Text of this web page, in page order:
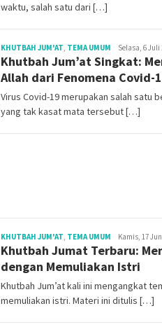
waktu, salah satu dari […]
KHUTBAH JUM'AT, TEMA UMUM Redaksi
Selasa, 6 Juli
Khutbah Jum’at Singkat:
Allah dari Fenomena Covid-
Virus Covid-19 merupakan salah satu
yang tak kasat mata tersebut […]
KHUTBAH JUM'AT, TEMA UMUM Redaksi
Kamis, 17
Khutbah Jumat Terbaru:
dengan Memuliakan Istri
Khutbah Jum’at kali ini mengangkat
memuliakan istri. Materi ini ditulis […]